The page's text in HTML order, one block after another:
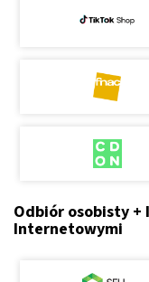
Odbiór osobisty +
Internetowymi